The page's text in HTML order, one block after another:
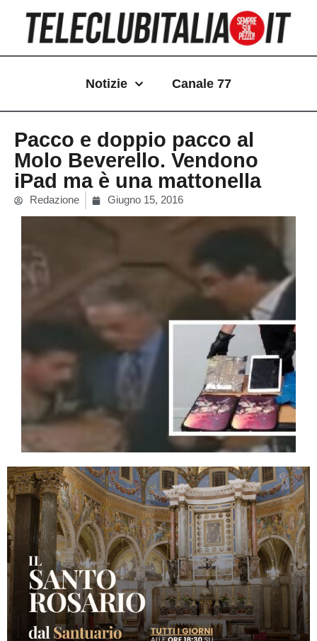
contenuto
Notizie Canale 77
Pacco e doppio pacco al
Molo Beverello. Vendono
iPad ma è una mattonella
Redazione Giugno 15, 2016